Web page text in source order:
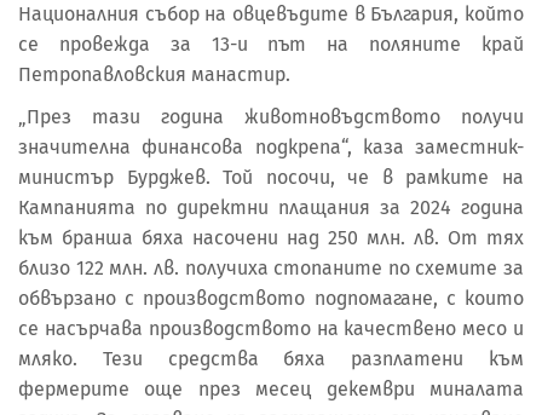
Националния събор на овцевъдите в България, който
се провежда за 13-и път на поляните край
Петропавловския манастир.
„През тази година животновъдството получи
значителна финансова подкрепа“, каза заместник-
министър Бурджев. Той посочи, че в рамките на
Кампанията по директни плащания за 2024 година
към бранша бяха насочени над 250 млн. лв. От тях
близо 122 млн. лв. получиха стопаните по схемите за
обвързано с производството подпомагане, с които
се насърчава производството на качествено месо и
мляко. Тези средства бяха разплатени към
фермерите още през месец декември миналата